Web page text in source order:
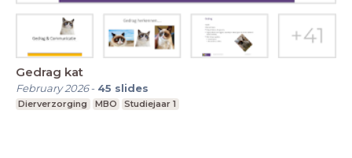
Gedrag kat
February 2026- 45 slides
Dierverzorging MBO Studiejaar 1